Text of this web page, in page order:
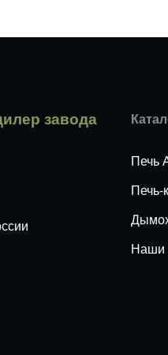
завода
Печь
Печь-
Наши